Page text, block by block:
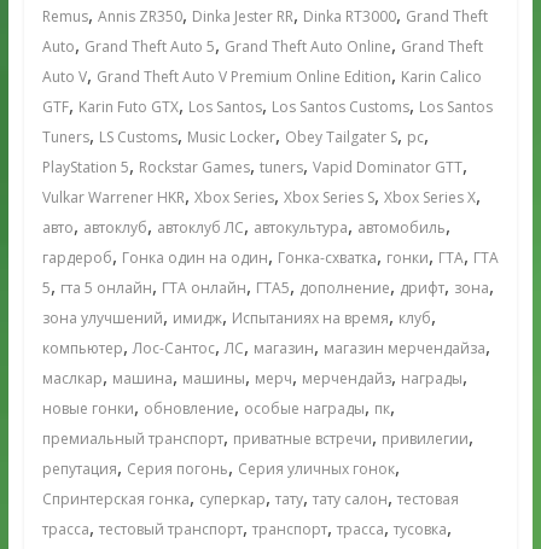
Remus, Annis ZR350, Dinka Jester RR, Dinka RT3000, Grand Theft
Auto, Grand Theft Auto 5, Grand Theft Auto Online, Grand Theft
Auto V, Grand Theft Auto V Premium Online Edition, Karin Calico
GTF, Karin Futo GTX, Los Santos, Los Santos Customs, Los Santos
Tuners, LS Customs, Music Locker, Obey Tailgater S, pc,
PlayStation 5, Rockstar Games, tuners, Vapid Dominator GTT,
Vulkar Warrener HKR, Xbox Series, Xbox Series S, Xbox Series X,
авто, автоклуб, автоклуб ЛС, автокультура, автомобиль,
гардероб, Гонка один на один, Гонка-схватка, гонки, ГТА, ГТА
5, гта 5 онлайн, ГТА онлайн, ГТА5, дополнение, дрифт, зона,
зона улучшений, имидж, Испытаниях на время, клуб,
компьютер,Лос-Сантос,ЛС, магазин, магазин мерчендайза,
маслкар, машина, машины, мерч, мерчендайз, награды,
новые гонки, обновление, особые награды, пк,
премиальный транспорт, приватные встречи, привилегии,
репутация, Серия погонь, Серия уличных гонок,
Спринтерская гонка, суперкар, тату, тату салон, тестовая
трасса, тестовый транспорт, транспорт, трасса, тусовка,